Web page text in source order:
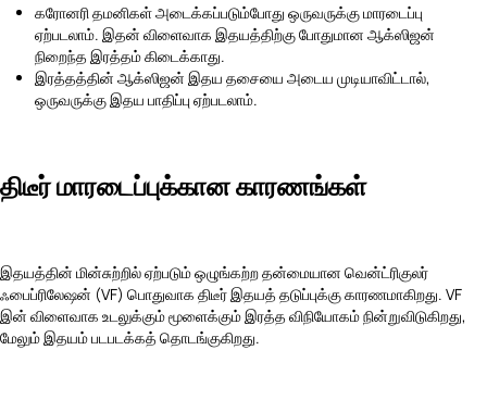
கரோனரி தமனிகள் அடைக்கப்படும்போது ஒருவருக்கு மாரடைப்பு
ஏற்படலாம். இதன் விளைவாக இதயத்திற்கு போதுமான ஆக்ஸிஜன்
நிறைந்த இரத்தம் கிடைக்காது.
இரத்தத்தின் ஆக்ஸிஜன் இதய தசையை அடைய முடியாவிட்டால்,
ஒருவருக்கு இதய பாதிப்பு ஏற்படலாம்.
திடீர் மாரடைப்புக்கான காரணங்கள்
இதயத்தின் மின்சுற்றில் ஏற்படும் ஒழுங்கற்ற தன்மையான வென்ட்ரிகுலர்
ஃபைப்ரிலேஷன் (VF) பொதுவாக திடீர் இதயத் தடுப்புக்கு காரணமாகிறது. VF
இன் விளைவாக உடலுக்கும் மூளைக்கும் இரத்த விநியோகம் நின்றுவிடுகிறது,
மேலும் இதயம் படபடக்கத் தொடங்குகிறது.